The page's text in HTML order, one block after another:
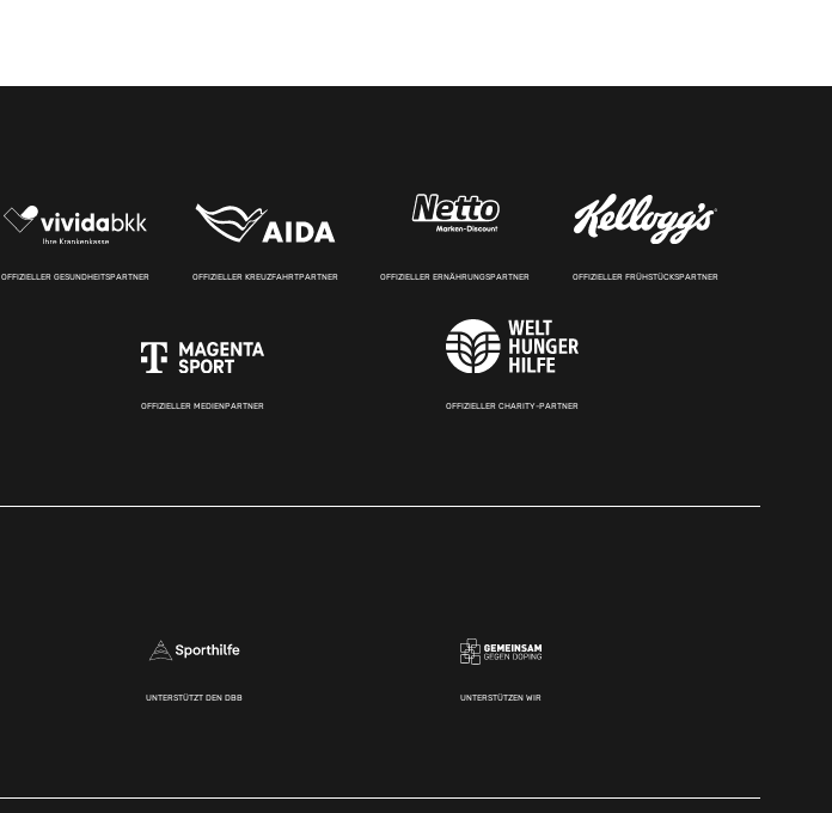
OFFIZIELLER GESUNDHEITSPARTNER OFFIZIELLER KREUZFAHRTPARTNER OFFIZIELLER ERNÄHRUNGSPARTNER OFFIZIELLER FRÜHSTÜCKSPARTNER
OFFIZIELLER MEDIENPARTNER OFFIZIELLER CHARITY-PARTNER
UNTERSTÜTZT DEN DBB UNTERSTÜTZEN WIR